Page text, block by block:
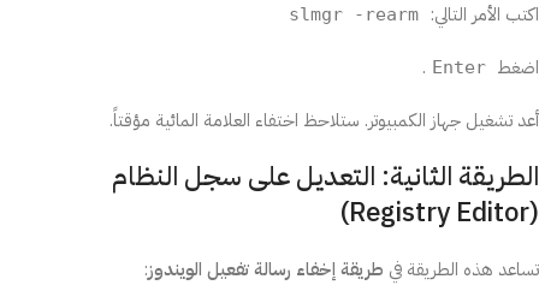
اكتب الأمر التالي:
slmgr -rearm
اضغط Enter
.
أعد تشغيل جهاز الكمبيوتر. ستلاحظ اختفاء العلامة المائية مؤقتاً.
الطريقة الثانية: التعديل على سجل النظام
(Registry Editor)
تساعد هذه الطريقة في طريقة إخفاء رسالة تفعيل الويندوز: